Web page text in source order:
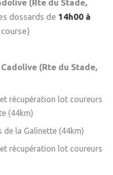
(Rte du Stade,
dossards de 14h00 à
(Rte du Stade,
récupération lot coureurs
(44km)
de la Galinette (44km)
récupération lot coureurs